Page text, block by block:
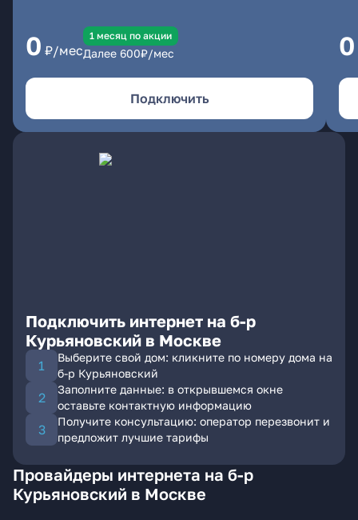
0 ₽/мес
1 месяц по акции
Далее 600₽/мес
Подключить
0
Подключить интернет на б-р
Курьяновский в Москве
Выберите свой дом: кликните по номеру дома на
б-р Курьяновский
Заполните данные: в открывшемся окне
оставьте контактную информацию
Получите консультацию: оператор перезвонит и
предложит лучшие тарифы
Провайдеры интернета на б-р
Курьяновский в Москве